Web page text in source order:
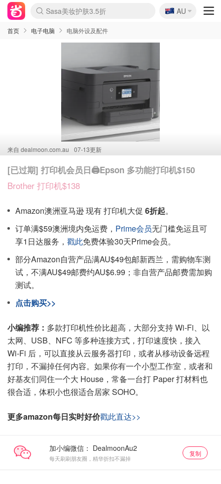
lululemon折扣上新
Sasa美妆护肤3.5折
SSENSE年中2.5折
FreshBeauty好价汇总
Cettire降价+叠9折
WWS Coles超市实拍
viagogo二手票捡漏
Myer超级周末
The Outnet奢牌1折起
David Jones 3折起
Flannels大牌1折
Perfumes Club护肤1折
AMIRO面罩$251
Amazon折扣汇总
eToro入金$200送$50
Amazon数码好物
ICONIC本周7.5折
ThedoubleF高奢地板价
Moose Knuckles 6折
丝芙兰5折起
EUFY摄像头$98
Selenichast首饰2折
Trip机票酒店促销
YSL送5件彩妆礼
Amazon家居好物
Amazon美妆护肤
雅漾大喷$8
过敏原检测盒$33
伊索独家赠50ml沐浴露
科颜氏高保湿面霜$29
SEALIFE海洋馆门票6折
丝塔芙大白罐$16
订阅Newsletter送香薰
Cult Beauty 6.8折
Harrods圣诞日历$525
LN-CC奢牌私促3折
d'Alba空姐喷雾$16
EVE LOM套装£56
Bernardelli独家4折
Adore Beauty 6折起
CT圣诞日历
Mytheresa奢品2.7折
Luxury Escapes 9折
Currentbody美容仪$881
MOON Garden Live
Roborock扫地机$649
Tingo Life水杯$24
Valentino官网5折
CR洗护套装$23
修丽可4件套$159
Myer彩妆2件7折
GANNI官网4.5折
Stylevana韩妆4折
Tessabit高奢8.5折
OGX洗发水$11
Amazon阿德莱德次日达
卡诗8.5折+赠礼
Philips Hue灯具8折
🇦🇺
AU
首页 电子电脑 电脑外设及配件
来自 dealmoon.com.au 07-13更新
[已过期] 打印机会员日🖨️Epson 多功能打印机$150
Brother 打印机$138
Amazon澳洲亚马逊 现有 打印机大促 6折起。
订单满$59澳洲境内免运费， Prime会员无门槛免运且可
享1日达服务， 戳此免费体验30天Prime会员。
部分Amazon自营产品满AU$49包邮新西兰，需购物车测
试，不满AU$49邮费约AU$6.99；非自营产品邮费需加购
测试。
点击购买>>
小编推荐： 多款打印机性价比超高，大部分支持 Wi-Fi、以
太网、USB、NFC 等多种连接方式，打印速度快，接入
Wi-Fi 后，可以直接从云服务器打印，或者从移动设备远程
打印，不漏掉任何内容。如果你有一个小型工作室，或者和
好基友们同住一个大 House，常备一台打 Paper 打材料也
很合适，体积小也很适合居家 SOHO。
更多amazon每日实时好价戳此直达>>
加小编微信：
每天刷刷朋友圈，精华折扣不漏掉
复制